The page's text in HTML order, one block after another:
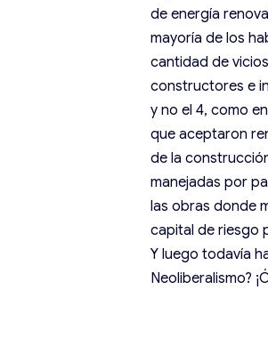
de energía
mayoría de los
cantidad de
constructores e
y no el 4, como
que aceptaron
de la
manejadas por
las obras donde
capital de riesgo
Y luego todavía
Neoliberalismo?